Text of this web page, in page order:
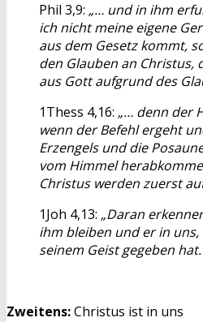
Phil 3,9: „… und in ihm
ich nicht meine eigene
aus dem Gesetz kommt,
den Glauben an Christus,
aus Gott aufgrund des
1Thess 4,16: „… denn der
wenn der Befehl ergeht
Erzengels und die
vom Himmel
Christus werden zuerst
1Joh 4,13: „Daran
ihm bleiben und er in uns,
seinem Geist gegeben
Zweitens:Christus ist in uns